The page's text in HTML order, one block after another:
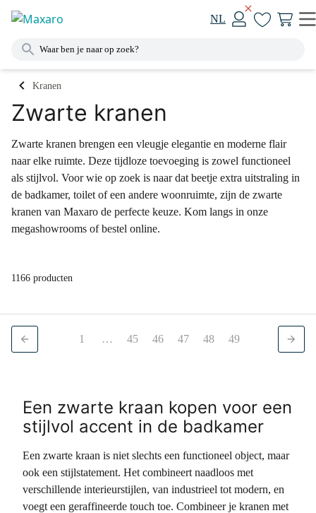
NL
Kranen
Zwarte kranen
Zwarte kranen brengen een vleugje elegantie en moderne flair
naar elke ruimte. Deze tijdloze toevoeging is zowel functioneel
als stijlvol. Voor wie op zoek is naar dat beetje extra uitstraling in
de badkamer, toilet of een andere woonruimte, zijn de zwarte
kranen van Maxaro de perfecte keuze. Kom langs in onze
megashowrooms of bestel online.
1166 producten
1 … 45 46 47 48 49
Een zwarte kraan kopen voor een
stijlvol accent in de badkamer
Een zwarte kraan is niet slechts een functioneel object, maar
ook een stijlstatement. Het combineert naadloos met
verschillende interieurstijlen, van industrieel tot modern, en
voegt een geraffineerde touch toe. Combineer je kranen met